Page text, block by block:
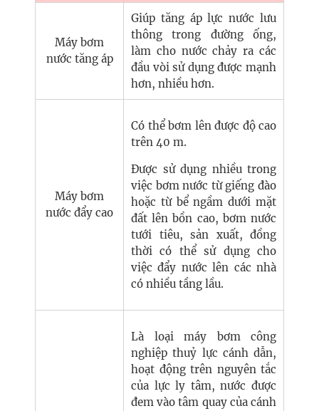
Máy bơm
nước tăng áp
Giúp tăng áp lực nước lưu
thông trong đường ống,
làm cho nước chảy ra các
đầu vòi sử dụng được mạnh
hơn, nhiều hơn.
Máy bơm
nước đẩy cao
Có thể bơm lên được độ cao
trên 40 m.
Được sử dụng nhiều trong
việc bơm nước từ giếng đào
hoặc từ bể ngầm dưới mặt
đất lên bồn cao, bơm nước
tưới tiêu, sản xuất, đồng
thời có thể sử dụng cho
việc đẩy nước lên các nhà
có nhiều tầng lầu.
Là loại máy bơm công
nghiệp thuỷ lực cánh dẫn,
hoạt động trên nguyên tắc
của lực ly tâm, nước được
đem vào tâm quay của cánh